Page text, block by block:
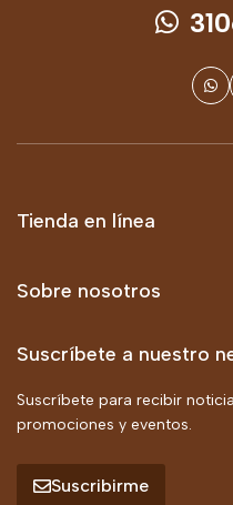
Tienda en línea
Sobre nosotros
Suscríbete a nuestro
Suscríbete para recibir
promociones y eventos.
Suscribirme